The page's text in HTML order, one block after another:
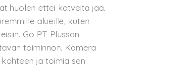
huolen ettei katveita jää.
alueille, kuten
Go PT Plussan
toiminnon. Kamera
ja toimia sen